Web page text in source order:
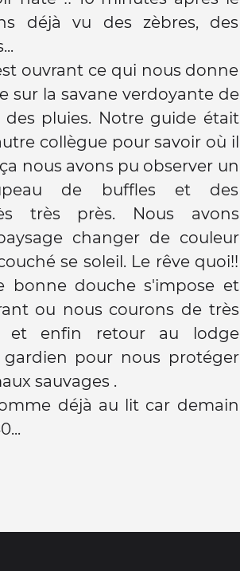
déjà vu des zèbres, des
ouvrant ce qui nous donne
sur la savane verdoyante de
pluies. Notre guide était
collègue pour savoir où il
nous avons pu observer un
de buffles et des
très près. Nous avons
changer de couleur
se soleil. Le rêve quoi!!
bonne douche s'impose et
ou nous courons de très
et enfin retour au lodge
pour nous protéger
sauvages .
déjà au lit car demain